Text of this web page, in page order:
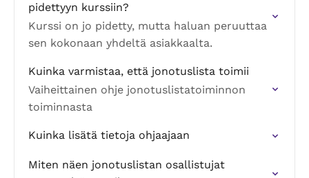
pidettyyn kurssiin?
Kurssi on jo pidetty, mutta haluan peruuttaa
sen kokonaan yhdeltä asiakkaalta.
Kuinka varmistaa, että jonotuslista toimii
Vaiheittainen ohje jonotuslistatoiminnon
toiminnasta
Kuinka lisätä tietoja ohjaajaan
Miten näen jonotuslistan osallistujat